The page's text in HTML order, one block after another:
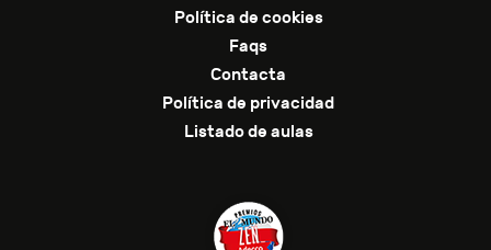
Política de cookies
Faqs
Contacta
Política de privacidad
Listado de aulas